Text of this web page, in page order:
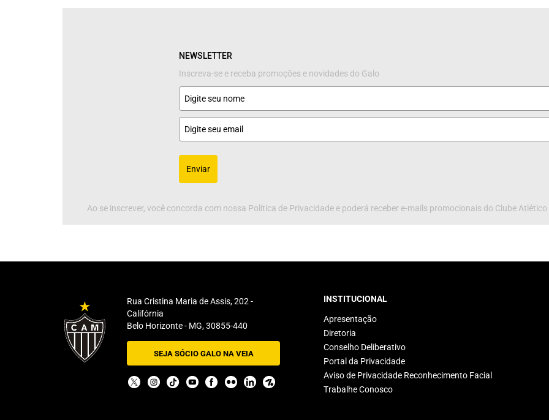
NEWSLETTER
Inscreva-se e receba promoções e novidades do Galo
Enviar
Ao se inscrever, você concorda com nossa Política de Privacidade e poderá receber e-mails promocionais do Clube
Rua Cristina Maria de Assis, 202 -
Califórnia
Belo Horizonte - MG, 30855-440
SEJA SÓCIO GALO NA VEIA
INSTITUCIONAL
Apresentação
Diretoria
Conselho Deliberativo
Portal da Privacidade
Aviso de Privacidade Reconhecimento Facial
Trabalhe Conosco